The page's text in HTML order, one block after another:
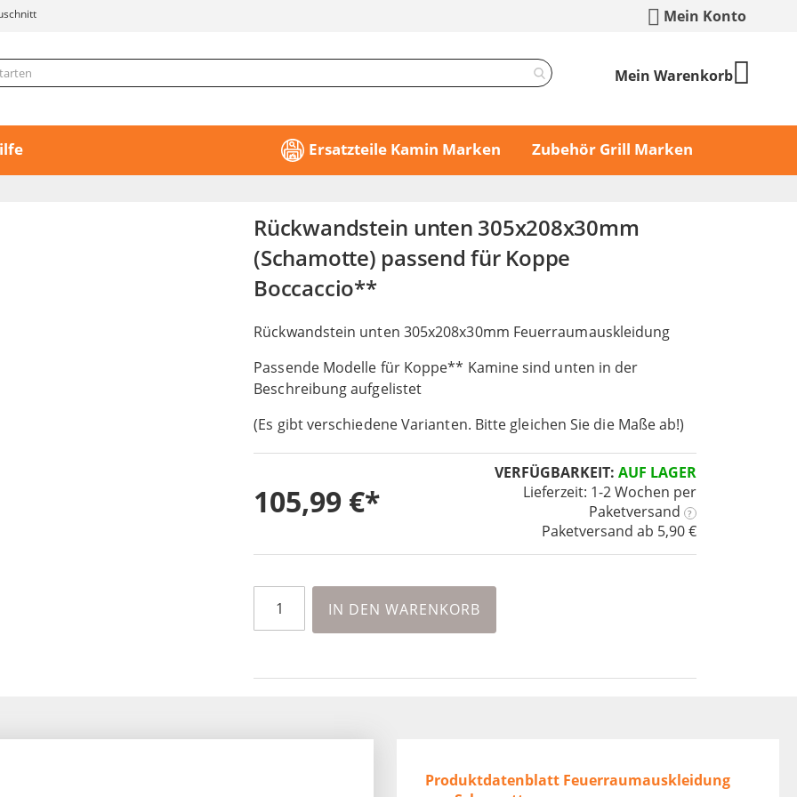
Mein Konto
Mein Warenkorb
Ersatzteile Kamin Marken Zubehör Grill Marken
Rückwandstein unten 305x208x30mm
(Schamotte) passend für Koppe
Boccaccio**
Rückwandstein unten 305x208x30mm Feuerraumauskleidung
Passende Modelle für Koppe** Kamine sind unten in der
Beschreibung aufgelistet
(Es gibt verschiedene Varianten. Bitte gleichen Sie die Maße ab!)
VERFÜGBARKEIT: AUF LAGER
Lieferzeit: 1-2 Wochen per
Paketversand
?
Paketversand ab 5,90 €
105,99 €
IN DEN WARENKORB
Produktdatenblatt Feuerraumauskleidung